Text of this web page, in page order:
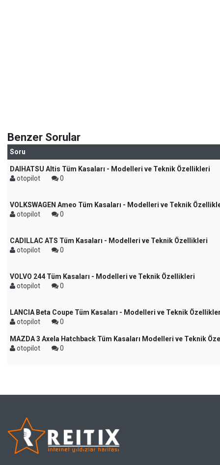
Benzer Sorular
Soru
DAIHATSU Altis Tüm Kasaları - Modelleri ve Teknik Özellikleri
otopilot
0
VOLKSWAGEN Ameo Tüm Kasaları - Modelleri ve Teknik
otopilot
0
CADILLAC ATS Tüm Kasaları - Modelleri ve Teknik Özellikleri
otopilot
0
VOLVO 244 Tüm Kasaları - Modelleri ve Teknik Özellikleri
otopilot
0
LANCIA Beta Coupe Tüm Kasaları - Modelleri ve Teknik
otopilot
0
MAZDA 3 Axela Hatchback Tüm Kasaları Modelleri ve Teknik
otopilot
0